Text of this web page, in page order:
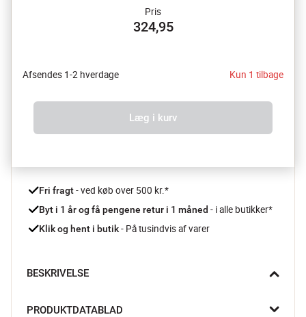
Pris
324,95
Afsendes 1-2 hverdage Kun 1 tilbage
Læg i kurv
Fri fragt - ved køb over 500 kr.*
Byt i 1 år og få pengene retur i 1 måned - i alle butikker*
Klik og hent i butik - På tusindvis af varer
BESKRIVELSE
Organic Company kombinerer smart design med
PRODUKTDATABLAD